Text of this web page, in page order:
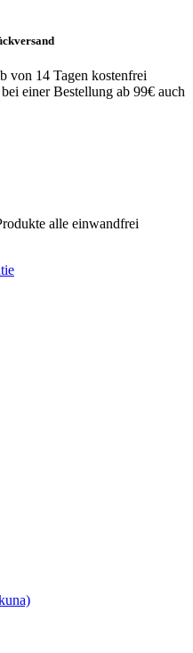
von 14 Tagen kostenfrei
einer Bestellung ab 99€ auch
alle einwandfrei